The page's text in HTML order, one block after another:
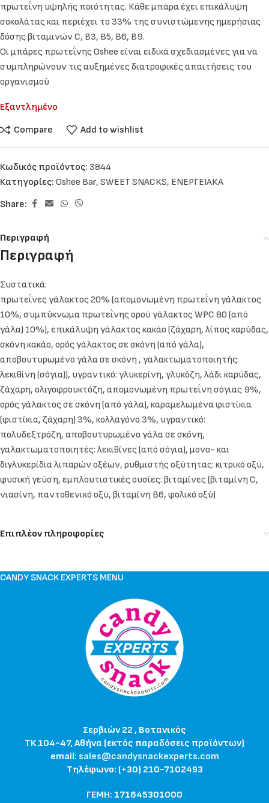
πρωτεΐνη υψηλής ποιότητας. Κάθε μπάρα έχει επικάλυψη
σοκολάτας και περιέχει το 33% της συνιστώμενης ημερήσιας
δόσης βιταμινών C, B3, B5, B6, B9.
Οι μπάρες πρωτεΐνης Oshee είναι ειδικά σχεδιασμένες για να
συμπληρώνουν τις αυξημένες διατροφικές απαιτήσεις του
οργανισμού
Εξαντλημένο
Compare
Add to wishlist
Κωδικός προϊόντος: 3844
Κατηγορίες: Oshee Bar, SWEET SNACKS, ΕΝΕΡΓΕΙΑΚΑ
Share:
Περιγραφή
Περιγραφή
Συστατικά:
πρωτεΐνες γάλακτος 20% (απομονωμένη πρωτεΐνη γάλακτος
10%, συμπύκνωμα πρωτεΐνης ορού γάλακτος WPC 80 (από
γάλα) 10%), επικάλυψη γάλακτος κακάο (ζάχαρη, λίπος καρύδας,
σκόνη κακάο, ορός γάλακτος σε σκόνη (από γάλα),
αποβουτυρωμένο γάλα σε σκόνη , γαλακτωματοποιητής:
λεκιθίνη (σόγια)), υγραντικό: γλυκερίνη, γλυκόζη, λάδι καρύδας,
ζάχαρη, ολιγοφρουκτόζη, απομονωμένη πρωτεΐνη σόγιας 9%,
ορός γάλακτος σε σκόνη (από γάλα), καραμελωμένα φιστίκια
(φιστίκια, ζάχαρη) 3%, κολλαγόνο 3%, υγραντικό:
πολυδεξτρόζη, αποβουτυρωμένο γάλα σε σκόνη,
γαλακτωματοποιητές: λεκιθίνες (από σόγια), μονο- και
διγλυκερίδια λιπαρών οξέων, ρυθμιστής οξύτητας: κιτρικό οξύ,
φυσική γεύση, εμπλουτιστικές ουσίες: βιταμίνες (βιταμίνη C,
νιασίνη, παντοθενικό οξύ, βιταμίνη Β6, φολικό οξύ)
Επιπλέον πληροφορίες
CANDY SNACK EXPERTS MENU
Σερβιών 22 , Βοτανικός
ΤΚ 104-47, Αθήνα (εκτός παραδόσεις προϊόντων)
email: sales@candysnackexperts.com
Τηλέφωνο: (+30) 210-7102493
ΓΕΜΗ: 171645301000